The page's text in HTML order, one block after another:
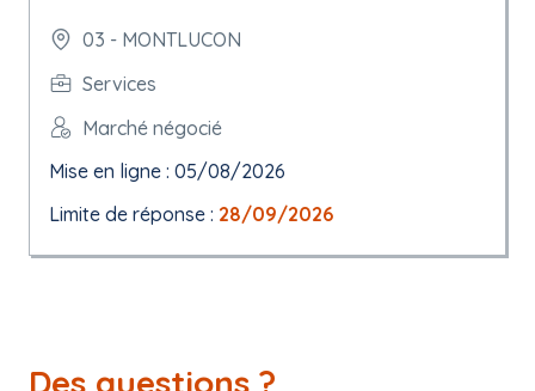
03 - MONTLUCON
Services
Marché négocié
Mise en ligne : 05/08/2026
Limite de réponse : 28/09/2026
Des questions ?